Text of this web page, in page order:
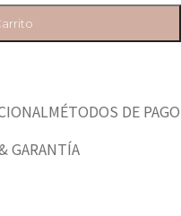
MÉTODOS DE PAGO
GARANTÍA